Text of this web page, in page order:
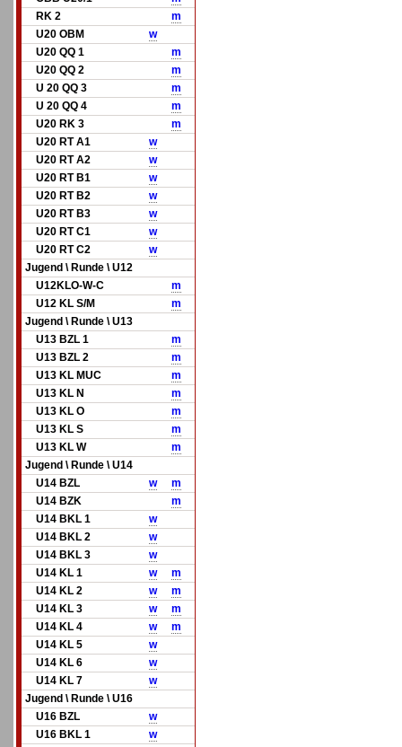
RK 2
m
U20 OBM
w
U20 QQ 1
m
U20 QQ 2
m
U 20 QQ 3
m
U 20 QQ 4
m
U20 RK 3
m
U20 RT A1
w
U20 RT A2
w
U20 RT B1
w
U20 RT B2
w
U20 RT B3
w
U20 RT C1
w
U20 RT C2
w
Jugend \ Runde \ U12
U12KLO-W-C
m
U12 KL S/M
m
Jugend \ Runde \ U13
U13 BZL 1
m
U13 BZL 2
m
U13 KL MUC
m
U13 KL N
m
U13 KL O
m
U13 KL S
m
U13 KL W
m
Jugend \ Runde \ U14
U14 BZL
w
m
U14 BZK
m
U14 BKL 1
w
U14 BKL 2
w
U14 BKL 3
w
U14 KL 1
w
m
U14 KL 2
w
m
U14 KL 3
w
m
U14 KL 4
w
m
U14 KL 5
w
U14 KL 6
w
U14 KL 7
w
Jugend \ Runde \ U16
U16 BZL
w
U16 BKL 1
w